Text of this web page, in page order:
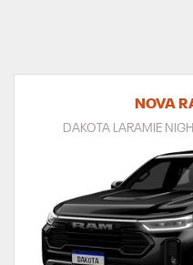
NOVA
DAKOTA LARAMIE